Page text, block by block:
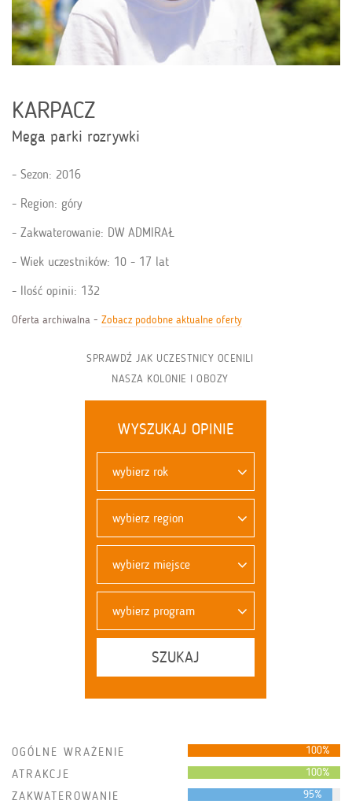
KARPACZ
Mega parki rozrywki
Sezon: 2016
Region: góry
Zakwaterowanie: DW ADMIRAŁ
Wiek uczestników: 10 - 17 lat
Ilość opinii: 132
Oferta archiwalna - Zobacz podobne aktualne oferty
SPRAWDŹ JAK UCZESTNICY OCENILI
NASZA KOLONIE I OBOZY
WYSZUKAJ OPINIE
wybierz rok
wybierz region
wybierz miejsce
wybierz program
SZUKAJ
OGÓLNE WRAŻENIE 100%
ATRAKCJE 100%
ZAKWATEROWANIE 95%